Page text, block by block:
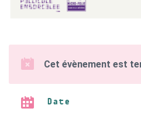
Cet évènement est
Date